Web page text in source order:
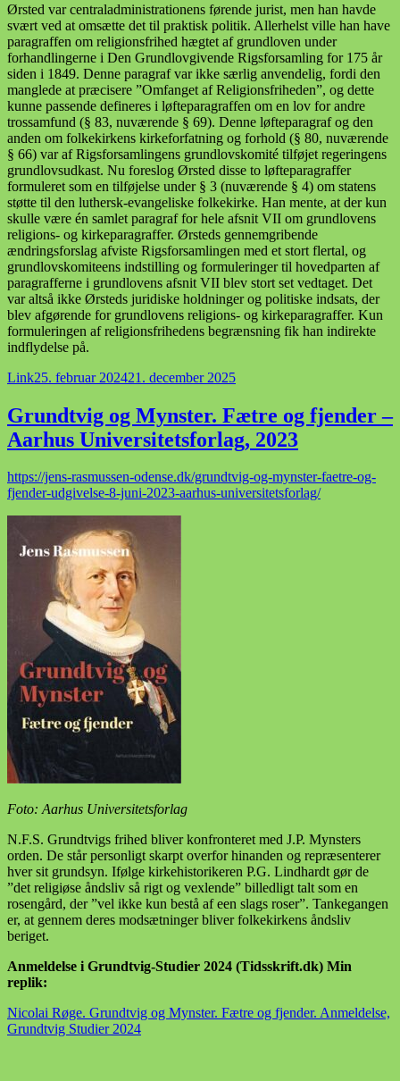
Ørsted var centraladministrationens førende jurist, men han havde
svært ved at omsætte det til praktisk politik. Allerhelst ville han have
paragraffen om religionsfrihed hægtet af grundloven under
forhandlingerne i Den Grundlovgivende Rigsforsamling for 175 år
siden i 1849. Denne paragraf var ikke særlig anvendelig, fordi den
manglede at præcisere ”Omfanget af Religionsfriheden”, og dette
kunne passende defineres i løfteparagraffen om en lov for andre
trossamfund (§ 83, nuværende § 69). Denne løfteparagraf og den
anden om folkekirkens kirkeforfatning og forhold (§ 80, nuværende
§ 66) var af Rigsforsamlingens grundlovskomité tilføjet regeringens
grundlovsudkast. Nu foreslog Ørsted disse to løfteparagraffer
formuleret som en tilføjelse under § 3 (nuværende § 4) om statens
støtte til den luthersk-evangeliske folkekirke. Han mente, at der kun
skulle være én samlet paragraf for hele afsnit VII om grundlovens
religions- og kirkeparagraffer. Ørsteds gennemgribende
ændringsforslag afviste Rigsforsamlingen med et stort flertal, og
grundlovskomiteens indstilling og formuleringer til hovedparten af
paragrafferne i grundlovens afsnit VII blev stort set vedtaget. Det
var altså ikke Ørsteds juridiske holdninger og politiske indsats, der
blev afgørende for grundlovens religions- og kirkeparagraffer. Kun
formuleringen af religionsfrihedens begrænsning fik han indirekte
indflydelse på.
Format
LinkUdgivet
25. februar 202421. december 2025
Grundtvig og Mynster. Fætre og fjender –
Aarhus Universitetsforlag, 2023
https://jens-rasmussen-odense.dk/grundtvig-og-mynster-faetre-og-
fjender-udgivelse-8-juni-2023-aarhus-universitetsforlag/
Foto: Aarhus Universitetsforlag
N.F.S. Grundtvigs frihed bliver konfronteret med J.P. Mynsters
orden. De står personligt skarpt overfor hinanden og repræsenterer
hver sit grundsyn. Ifølge kirkehistorikeren P.G. Lindhardt gør de
”det religiøse åndsliv så rigt og vexlende” billedligt talt som en
rosengård, der ”vel ikke kun bestå af een slags roser”. Tankegangen
er, at gennem deres modsætninger bliver folkekirkens åndsliv
beriget.
Anmeldelse i Grundtvig-Studier 2024 (Tidsskrift.dk) Min
replik:
Nicolai Røge. Grundtvig og Mynster. Fætre og fjender. Anmeldelse,
Grundtvig Studier 2024